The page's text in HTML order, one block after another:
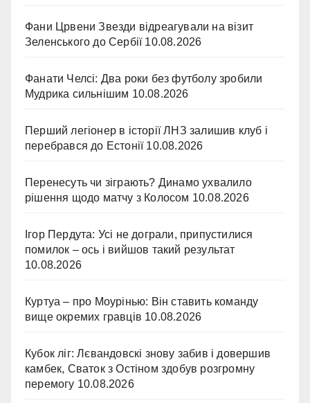
Фани Црвени Звезди відреагували на візит
Зеленського до Сербії 10.08.2026
Фанати Челсі: Два роки без футболу зробили
Мудрика сильнішим 10.08.2026
Перший легіонер в історії ЛНЗ залишив клуб і
перебрався до Естонії 10.08.2026
Перенесуть чи зіграють? Динамо ухвалило
рішення щодо матчу з Колосом 10.08.2026
Ігор Пердута: Усі не дограли, припустилися
помилок – ось і вийшов такий результат
10.08.2026
Куртуа – про Моурінью: Він ставить команду
вище окремих гравців 10.08.2026
Кубок ліг: Лєвандовскі знову забив і довершив
камбек, Сваток з Остіном здобув розгромну
перемогу 10.08.2026